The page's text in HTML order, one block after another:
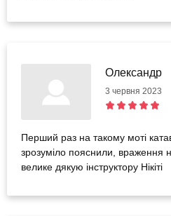
Олександр
3 червня 2023
Перший раз на такому моті
зрозуміло пояснили, враження
велике дякую інструктору Нікіті